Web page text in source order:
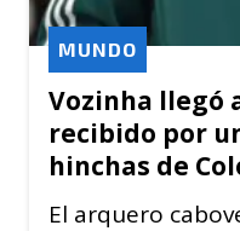
Vozinha llegó
recibido por
hinchas de
MUNDO
El arquero